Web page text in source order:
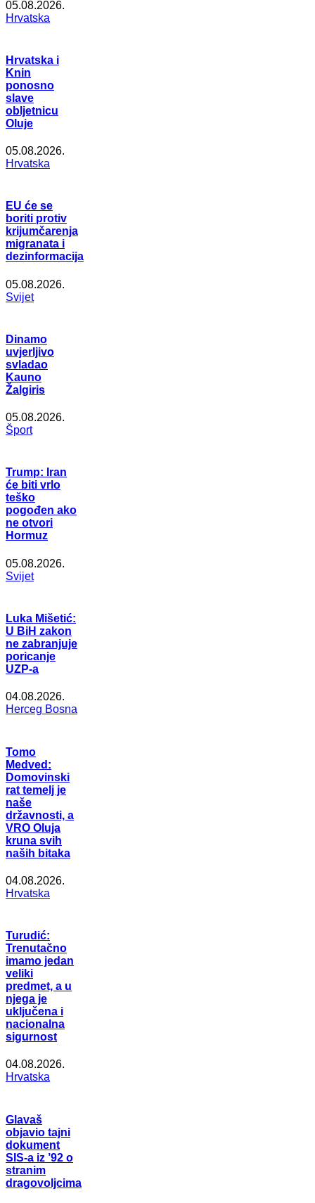
05.08.2026.
Hrvatska
Hrvatska i
Knin
ponosno
slave
obljetnicu
Oluje
05.08.2026.
Hrvatska
EU će se
boriti protiv
krijumčarenja
migranata i
dezinformacija
05.08.2026.
Svijet
Dinamo
uvjerljivo
svladao
Kauno
Žalgiris
05.08.2026.
Šport
Trump: Iran
će biti vrlo
teško
pogođen ako
ne otvori
Hormuz
05.08.2026.
Svijet
Luka Mišetić:
U BiH zakon
ne zabranjuje
poricanje
UZP-a
04.08.2026.
Herceg Bosna
Tomo
Medved:
Domovinski
rat temelj je
naše
državnosti, a
VRO Oluja
kruna svih
naših bitaka
04.08.2026.
Hrvatska
Turudić:
Trenutačno
imamo jedan
veliki
predmet, a u
njega je
uključena i
nacionalna
sigurnost
04.08.2026.
Hrvatska
Glavaš
objavio tajni
dokument
SIS-a iz ’92 o
stranim
dragovoljcima